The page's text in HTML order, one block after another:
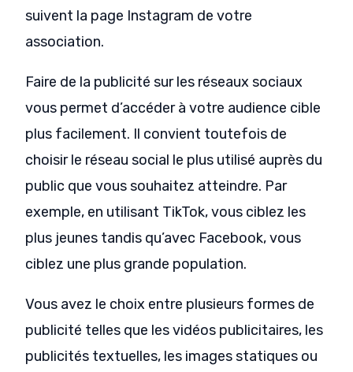
suivent la page Instagram de votre
association.
Faire de la publicité sur les réseaux sociaux
vous permet d’accéder à votre audience cible
plus facilement. Il convient toutefois de
choisir le réseau social le plus utilisé auprès du
public que vous souhaitez atteindre. Par
exemple, en utilisant TikTok, vous ciblez les
plus jeunes tandis qu’avec Facebook, vous
ciblez une plus grande population.
Vous avez le choix entre plusieurs formes de
publicité telles que les vidéos publicitaires, les
publicités textuelles, les images statiques ou